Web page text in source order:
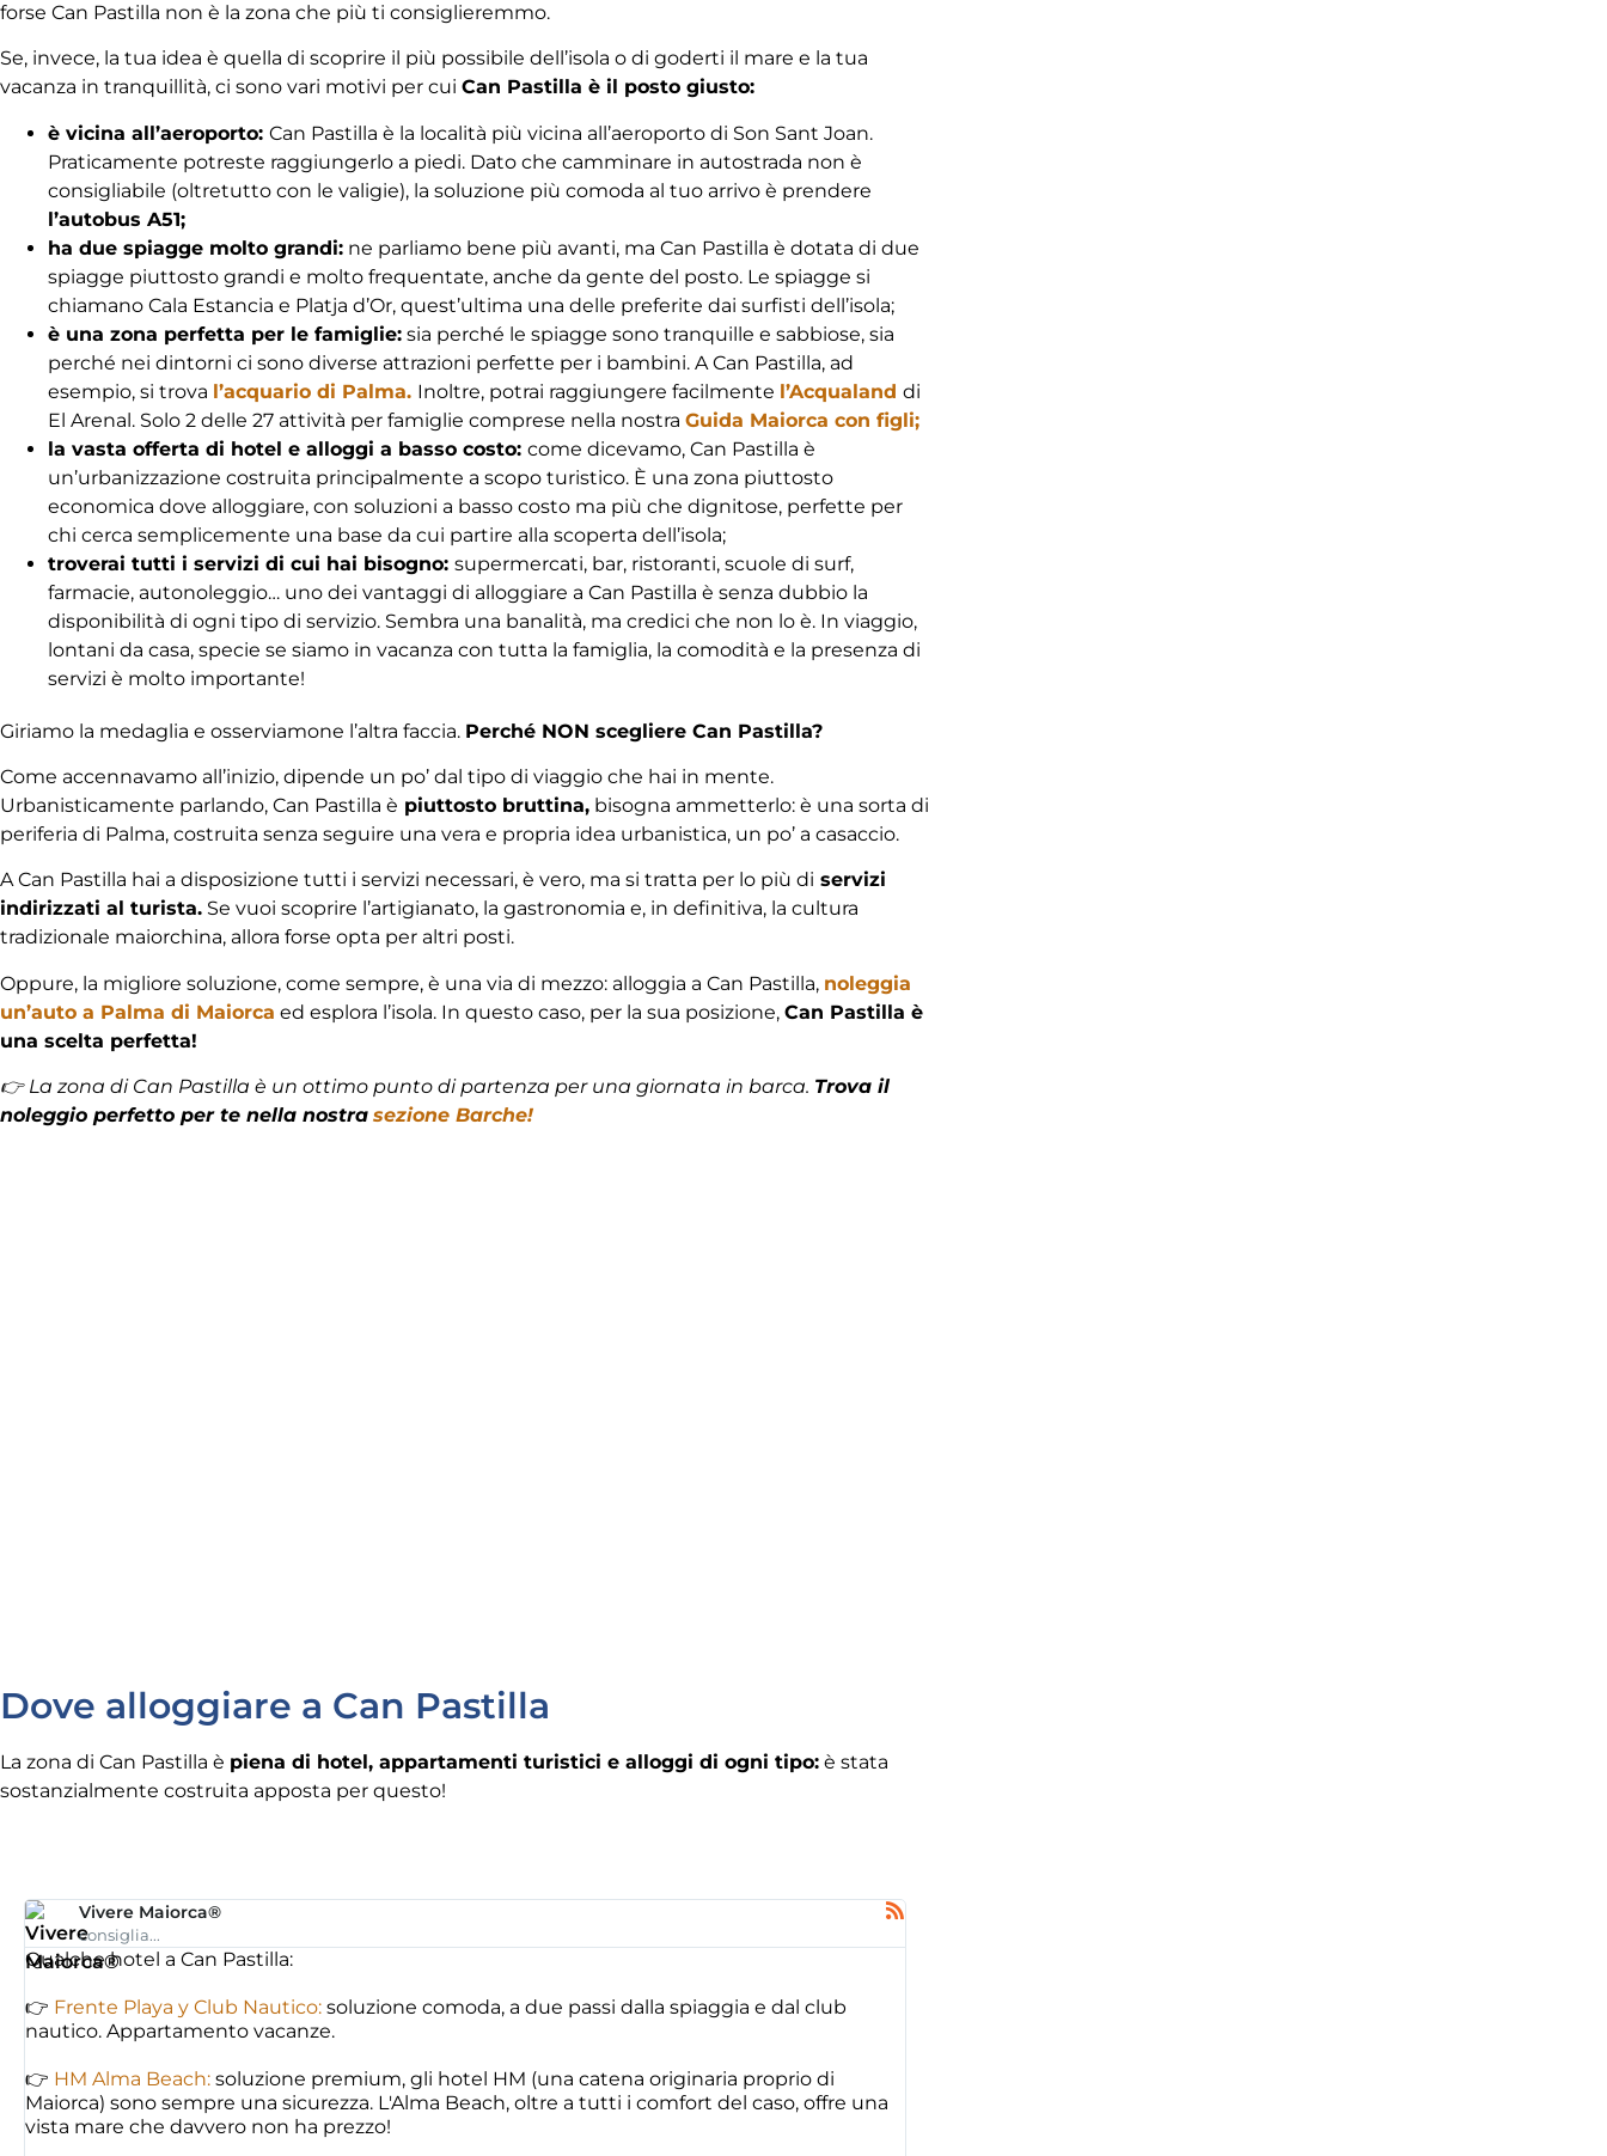
forse Can Pastilla non è la zona che più ti consiglieremmo.
Se, invece, la tua idea è quella di scoprire il più possibile dell’isola o di goderti il mare e la tua
vacanza in tranquillità, ci sono vari motivi per cui Can Pastilla è il posto giusto:
è vicina all’aeroporto: Can Pastilla è la località più vicina all’aeroporto di Son Sant Joan.
Praticamente potreste raggiungerlo a piedi. Dato che camminare in autostrada non è
consigliabile (oltretutto con le valigie), la soluzione più comoda al tuo arrivo è prendere
l’autobus A51;
ha due spiagge molto grandi: ne parliamo bene più avanti, ma Can Pastilla è dotata di due
spiagge piuttosto grandi e molto frequentate, anche da gente del posto. Le spiagge si
chiamano Cala Estancia e Platja d’Or, quest’ultima una delle preferite dai surfisti dell’isola;
è una zona perfetta per le famiglie: sia perché le spiagge sono tranquille e sabbiose, sia
perché nei dintorni ci sono diverse attrazioni perfette per i bambini. A Can Pastilla, ad
esempio, si trova l’acquario di Palma. Inoltre, potrai raggiungere facilmente l’Acqualand di
El Arenal. Solo 2 delle 27 attività per famiglie comprese nella nostra Guida Maiorca con figli;
la vasta offerta di hotel e alloggi a basso costo: come dicevamo, Can Pastilla è
un’urbanizzazione costruita principalmente a scopo turistico. È una zona piuttosto
economica dove alloggiare, con soluzioni a basso costo ma più che dignitose, perfette per
chi cerca semplicemente una base da cui partire alla scoperta dell’isola;
troverai tutti i servizi di cui hai bisogno: supermercati, bar, ristoranti, scuole di surf,
farmacie, autonoleggio… uno dei vantaggi di alloggiare a Can Pastilla è senza dubbio la
disponibilità di ogni tipo di servizio. Sembra una banalità, ma credici che non lo è. In viaggio,
lontani da casa, specie se siamo in vacanza con tutta la famiglia, la comodità e la presenza di
servizi è molto importante!
Giriamo la medaglia e osserviamone l’altra faccia. Perché NON scegliere Can Pastilla?
Come accennavamo all’inizio, dipende un po’ dal tipo di viaggio che hai in mente.
Urbanisticamente parlando, Can Pastilla è piuttosto bruttina, bisogna ammetterlo: è una sorta di
periferia di Palma, costruita senza seguire una vera e propria idea urbanistica, un po’ a casaccio.
A Can Pastilla hai a disposizione tutti i servizi necessari, è vero, ma si tratta per lo più di servizi
indirizzati al turista. Se vuoi scoprire l’artigianato, la gastronomia e, in definitiva, la cultura
tradizionale maiorchina, allora forse opta per altri posti.
Oppure, la migliore soluzione, come sempre, è una via di mezzo: alloggia a Can Pastilla, noleggia
un’auto a Palma di Maiorca ed esplora l’isola. In questo caso, per la sua posizione, Can Pastilla è
una scelta perfetta!
👉 La zona di Can Pastilla è un ottimo punto di partenza per una giornata in barca. Trova il
noleggio perfetto per te nella nostra sezione Barche!
Dove alloggiare a Can Pastilla
La zona di Can Pastilla è piena di hotel, appartamenti turistici e alloggi di ogni tipo: è stata
sostanzialmente costruita apposta per questo!
Vivere Maiorca®
consiglia...
Qualche hotel a Can Pastilla:
👉 Frente Playa y Club Nautico: soluzione comoda, a due passi dalla spiaggia e dal club
nautico. Appartamento vacanze.
👉 HM Alma Beach: soluzione premium, gli hotel HM (una catena originaria proprio di
Maiorca) sono sempre una sicurezza. L'Alma Beach, oltre a tutti i comfort del caso, offre una
vista mare che davvero non ha prezzo!